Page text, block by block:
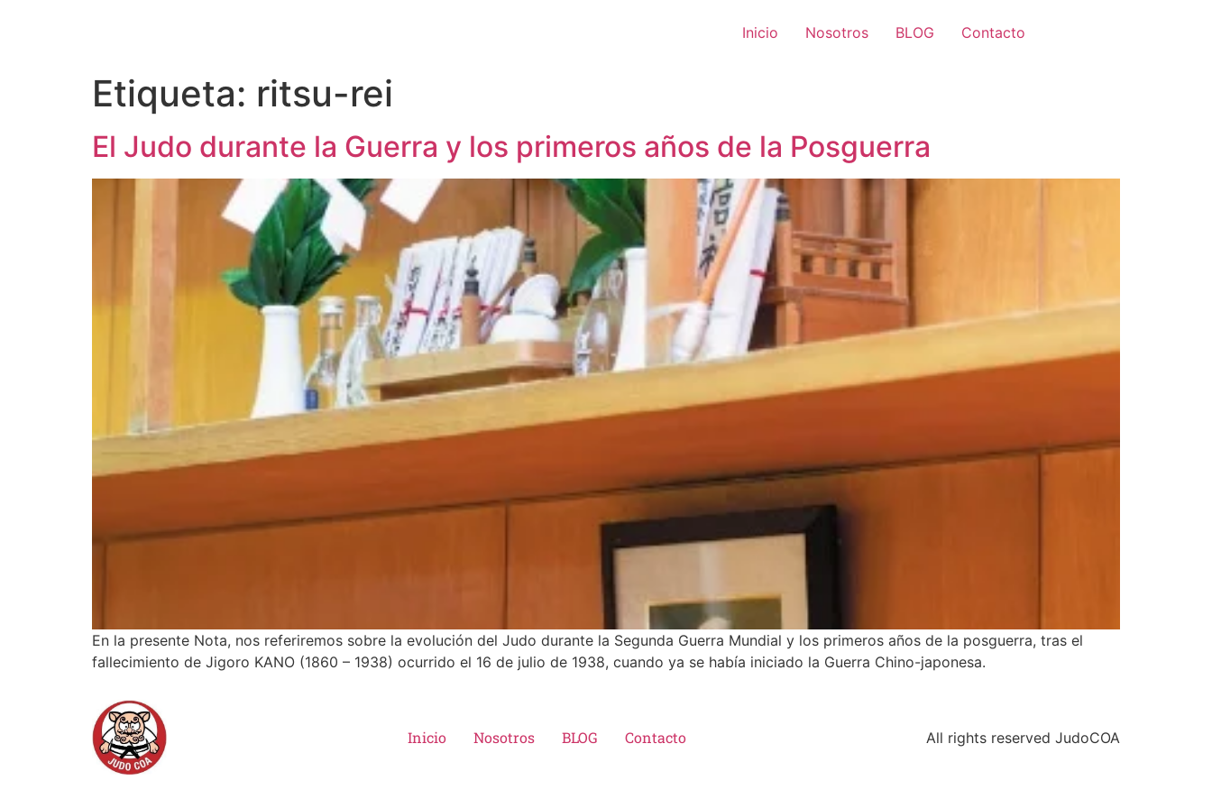
Inicio Nosotros BLOG Contacto
Etiqueta: ritsu-rei
El Judo durante la Guerra y los primeros años de la Posguerra
En la presente Nota, nos referiremos sobre la evolución del Judo durante la Segunda Guerra Mundial y los primeros años de la posguerra, tras el
fallecimiento de Jigoro KANO (1860 – 1938) ocurrido el 16 de julio de 1938, cuando ya se había iniciado la Guerra Chino-japonesa.
Inicio Nosotros BLOG Contacto All rights reserved JudoCOA